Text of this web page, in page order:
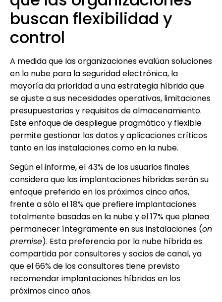
buscan flexibilidad y
control
A medida que las organizaciones evalúan soluciones
en la nube para la seguridad electrónica, la
mayoría da prioridad a una estrategia híbrida que
se ajuste a sus necesidades operativas, limitaciones
presupuestarias y requisitos de almacenamiento.
Este enfoque de despliegue pragmático y flexible
permite gestionar los datos y aplicaciones críticos
tanto en las instalaciones como en la nube.
Según el informe, el 43% de los usuarios finales
considera que las implantaciones híbridas serán su
enfoque preferido en los próximos cinco años,
frente a sólo el 18% que prefiere implantaciones
totalmente basadas en la nube y el 17% que planea
permanecer íntegramente en sus instalaciones (on
premise). Esta preferencia por la nube híbrida es
compartida por consultores y socios de canal, ya
que el 66% de los consultores tiene previsto
recomendar implantaciones híbridas en los
próximos cinco años.